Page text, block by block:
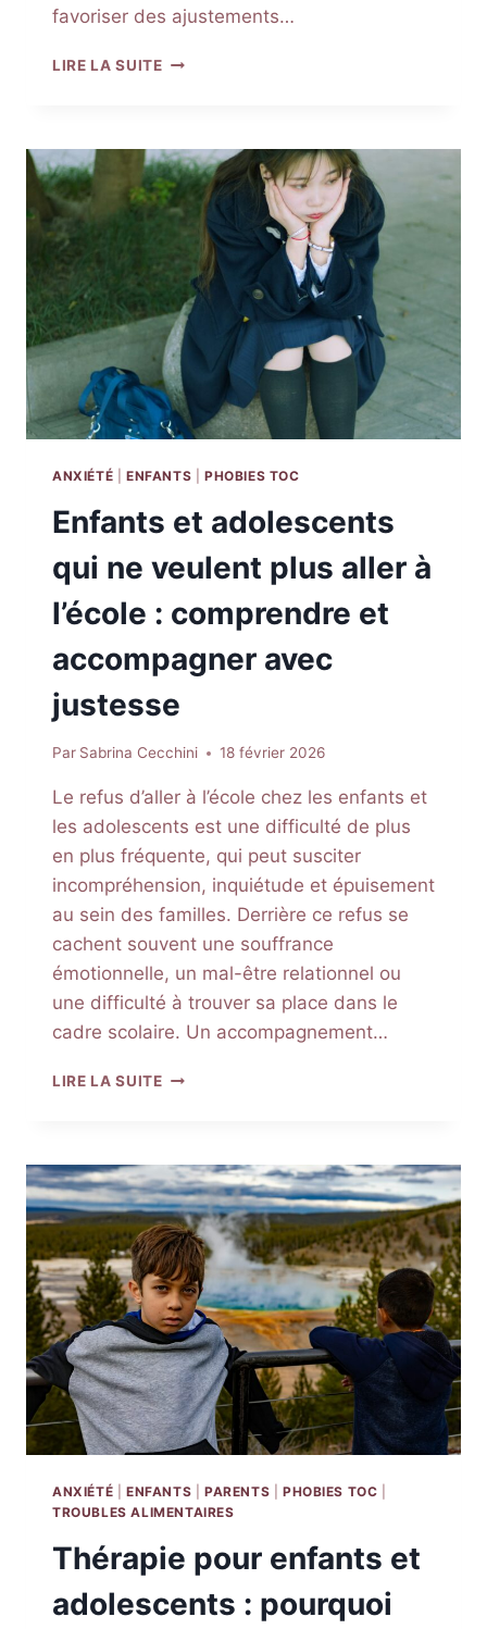
favoriser des ajustements…
LIRE LA SUITEPROBLÈMES
LES
DIFFICULTÉS
ET
TROUVER
SOLUTIONS
PSYCHOLOGIQUES
ADAPTÉES
ANXIÉTÉ ENFANTS PHOBIES TOC
Enfants et adolescents
qui ne veulent plus aller à
l’école : comprendre et
accompagner avec
justesse
Par Sabrina Cecchini 18 février 2026
Le refus d’aller à l’école chez les enfants et
les adolescents est une difficulté de plus
en plus fréquente, qui peut susciter
incompréhension, inquiétude et épuisement
au sein des familles. Derrière ce refus se
cachent souvent une souffrance
émotionnelle, un mal-être relationnel ou
une difficulté à trouver sa place dans le
cadre scolaire. Un accompagnement…
LIRE LA SUITEENFANTS
NE
VEULENT
PLUS
ALLER
À
L’ÉCOLE
:
COMPRENDRE
ET
ACCOMPAGNER
AVEC
JUSTESSE
ANXIÉTÉ ENFANTS PARENTS PHOBIES TOC
TROUBLES ALIMENTAIRES
Thérapie pour enfants et
adolescents : pourquoi